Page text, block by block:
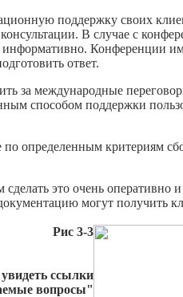
поддержку своих
В случае с
информативно. Конференции
ответ.
за международные
способом поддержки
определенным критериям
это очень оперативно
могут получить
Рис 3-3
ссылки
вопросы"